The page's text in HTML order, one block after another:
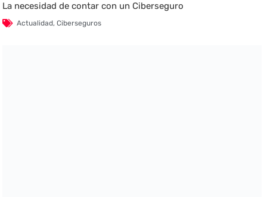
La necesidad de contar con un Ciberseguro
Actualidad,Ciberseguros